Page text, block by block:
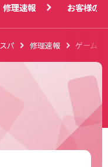
修理速報 お客様の声
パ 修理速報 ゲーム機